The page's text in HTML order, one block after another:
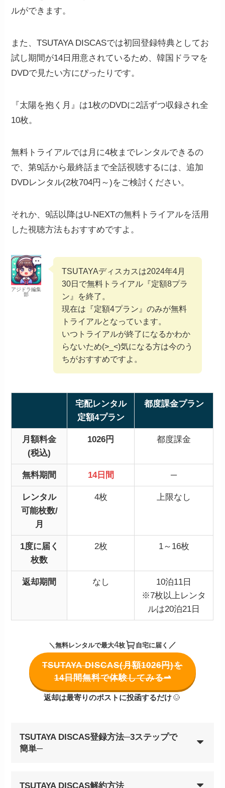
ルができます。
また、TSUTAYA DISCASでは初回登録特典としてお
試し期間が14日用意されているため、韓国ドラマを
DVDで見たい方にぴったりです。
『太陽を抱く月』は1枚のDVDに2話ずつ収録され全
10枚。
無料トライアルでは月に4枚までレンタルできるの
で、第9話から最終話まで全話視聴するには、追加
DVDレンタル(2枚704円～)をご検討ください。
それか、9話以降はU-NEXTの無料トライアルを活用
した視聴方法もおすすめですよ。
アジドラ編集
部
TSUTAYAディスカスは2024年4月
30日で無料トライアル『定額8プラ
ン』を終了。
現在は『定額4プラン』のみが無料
トライアルとなっています。
いつトライアルが終了になるかわか
らないため(>_<)気になる方は今のう
ちがおすすめですよ。
宅配レンタル
定額4プラン
都度課金プラン
月額料金
(税込)
1026円 都度課金
無料期間 14日間 ─
レンタル
可能枚数/
月
4枚 上限なし
1度に届く
枚数
2枚 1～16枚
返却期間 なし
10泊11日
※7枚以上レンタ
ルは20泊21日
＼無料レンタルで最大4枚 自宅に届く ／
TSUTAYA DISCAS(月額1026円)を
14日間無料で体験してみる⇀
返却は最寄りのポストに投函するだけ
TSUTAYA DISCAS登録方法─3ステップで
簡単─
TSUTAYA DISCAS解約方法